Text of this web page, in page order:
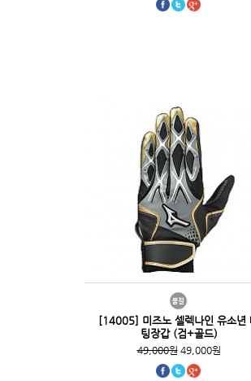
[14005] 미즈노 셀렉나인 유소년
팅장갑 (검+골드)
49,000원49,000원